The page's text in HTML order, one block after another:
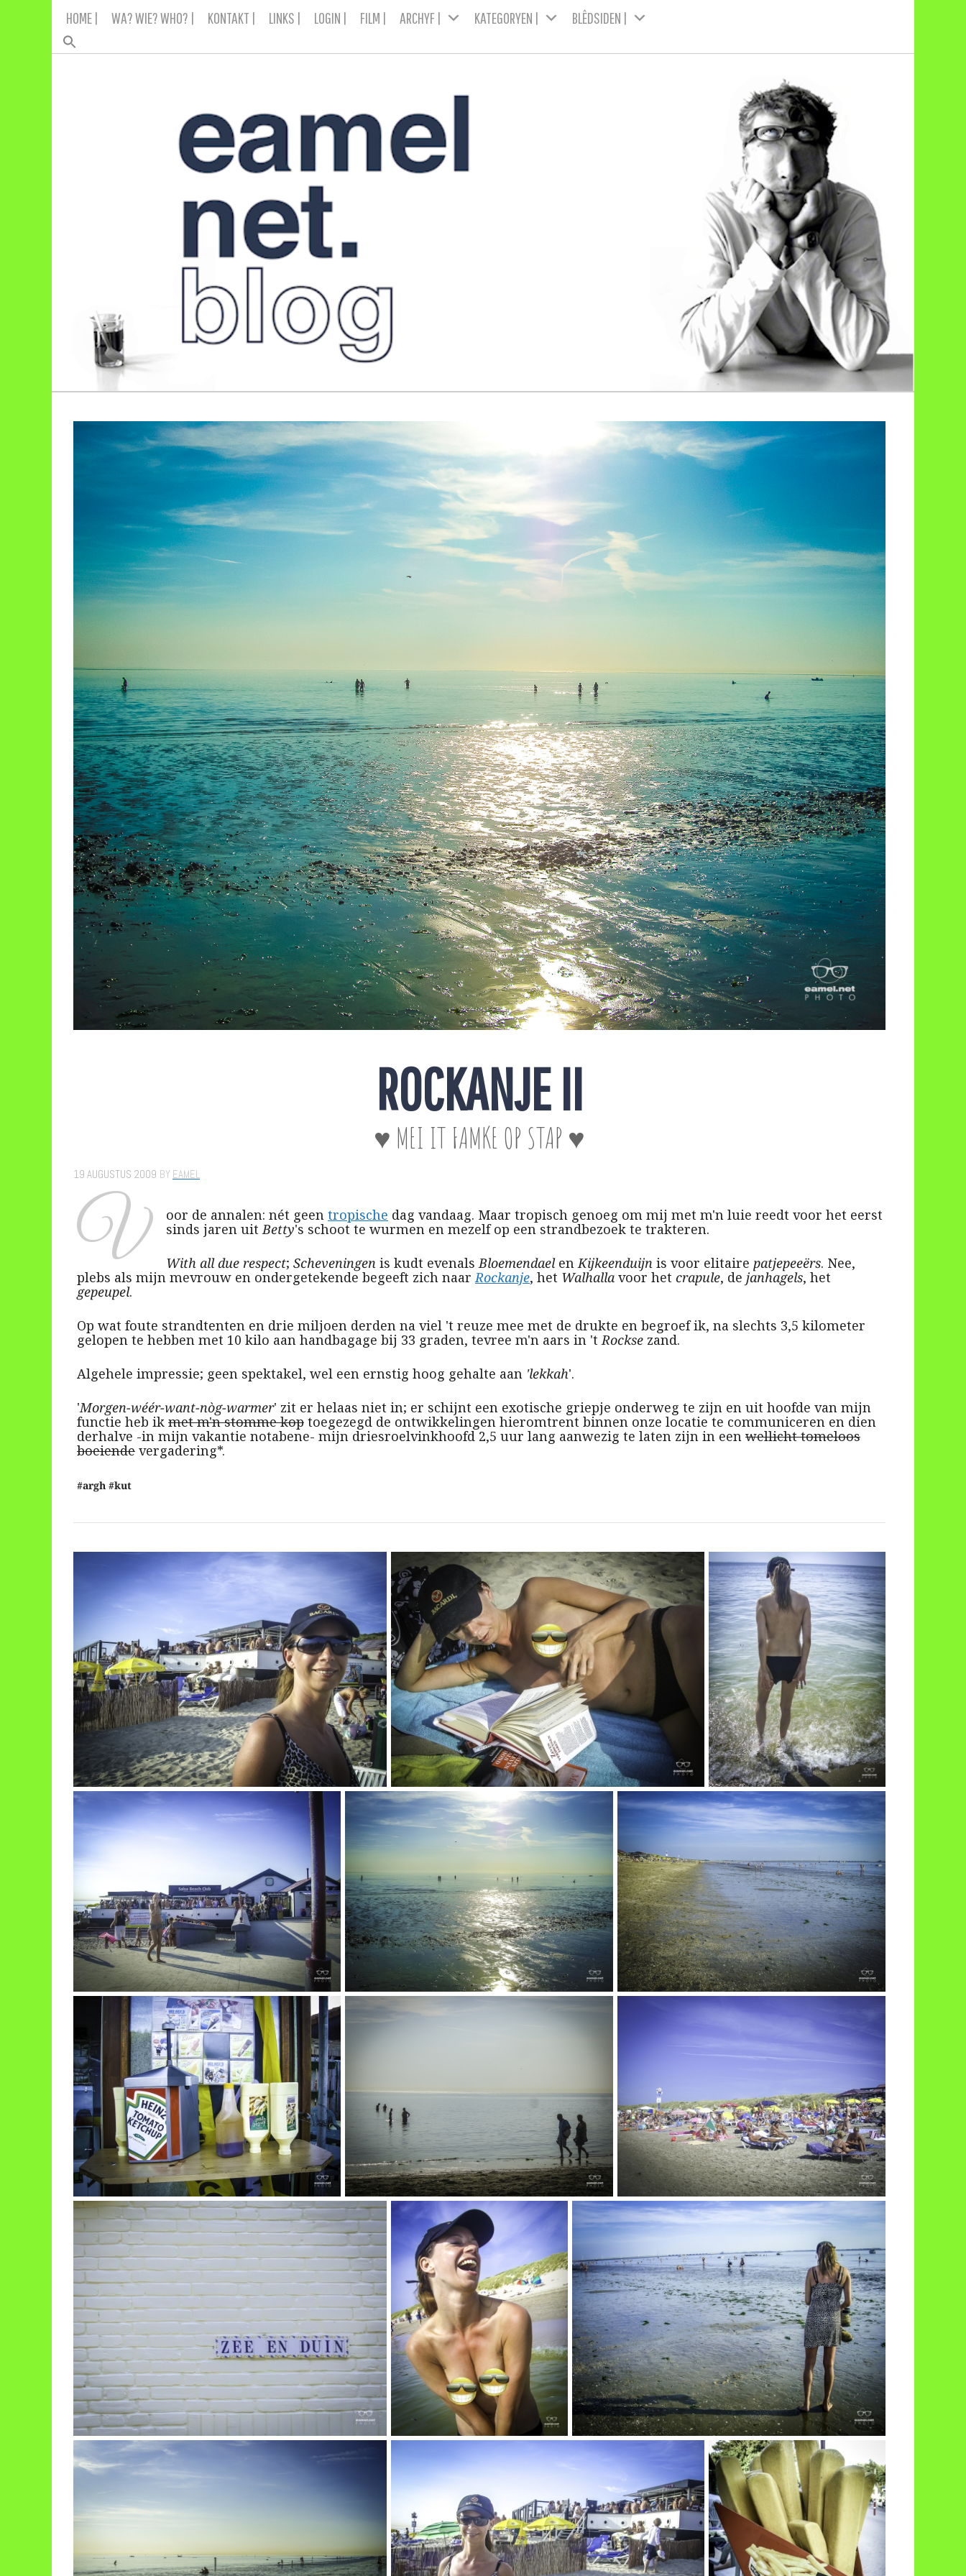
HOME | WA? WIE? WHO? | KONTAKT | LINKS | LOGIN | FILM | ARCHYF | KATEGORYEN | BLÊDSIDEN |
ROCKANJE II
♥ MEI IT FAMKE OP STAP ♥
19 AUGUSTUS 2009 BY EAMEL
V oor de annalen: nét geen tropische dag vandaag. Maar tropisch genoeg om mij met m'n luie reedt voor het eerst
sinds jaren uitBetty's schoot te wurmen en mezelf op een strandbezoek te trakteren.
With all due respect; Scheveningen is kudt evenalsBloemendaelenKijkeenduijn is voor elitaire patjepeeërs. Nee,
plebs als mijn mevrouw en ondergetekende begeeft zich naarRockanje, het Walhalla voor het crapule, de janhagels, het
gepeupel.
Op wat foute strandtenten en drie miljoen derden na viel 't reuze mee met de drukte en begroef ik, na slechts 3,5 kilometer
gelopen te hebben met 10 kilo aan handbagage bij 33 graden, tevree m'n aars in 'tRockse zand.
Algehele impressie; geen spektakel, wel een ernstig hoog gehalte aan 'lekkah'.
'Morgen-wéér-want-nòg-warmer' zit er helaas niet in; er schijnt een exotische griepje onderweg te zijn en uit hoofde van mijn
functie heb ik met m'n stomme kop toegezegd de ontwikkelingen hieromtrent binnen onze locatie te communiceren en dien
derhalve -in mijn vakantie notabene- mijn driesroelvinkhoofd 2,5 uur lang aanwezig te laten zijn in een wellicht tomeloos
boeiende vergadering*.
#argh #kut